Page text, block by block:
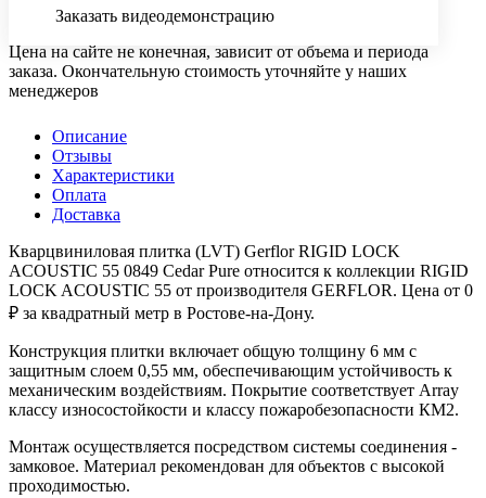
Заказать видеодемонстрацию
Цена на сайте не конечная, зависит от объема и периода
заказа. Окончательную стоимость уточняйте у наших
менеджеров
Описание
Отзывы
Характеристики
Оплата
Доставка
Кварцвиниловая плитка (LVT) Gerflor RIGID LOCK
ACOUSTIC 55 0849 Cedar Pure относится к коллекции RIGID
LOCK ACOUSTIC 55 от производителя GERFLOR. Цена от 0
₽ за квадратный метр в Ростове-на-Дону.
Конструкция плитки включает общую толщину 6 мм с
защитным слоем 0,55 мм, обеспечивающим устойчивость к
механическим воздействиям. Покрытие соответствует Array
классу износостойкости и классу пожаробезопасности КМ2.
Монтаж осуществляется посредством системы соединения -
замковое. Материал рекомендован для объектов с высокой
проходимостью.